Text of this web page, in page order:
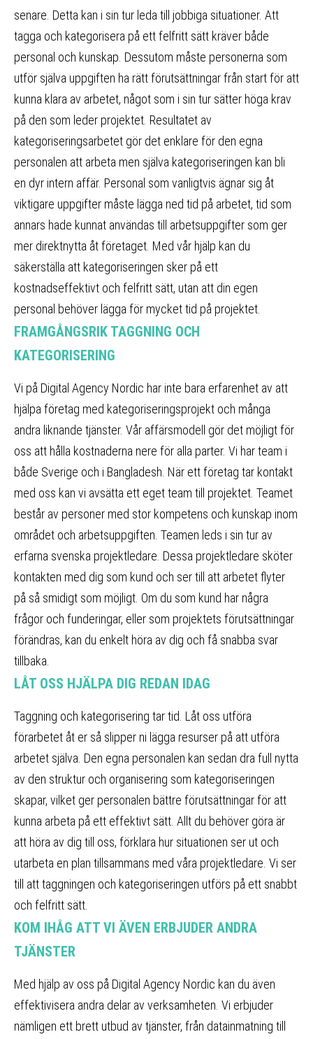
senare. Detta kan i sin tur leda till jobbiga situationer. Att
tagga och kategorisera på ett felfritt sätt kräver både
personal och kunskap. Dessutom måste personerna som
utför själva uppgiften ha rätt förutsättningar från start för att
kunna klara av arbetet, något som i sin tur sätter höga krav
på den som leder projektet. Resultatet av
kategoriseringsarbetet gör det enklare för den egna
personalen att arbeta men själva kategoriseringen kan bli
en dyr intern affär. Personal som vanligtvis ägnar sig åt
viktigare uppgifter måste lägga ned tid på arbetet, tid som
annars hade kunnat användas till arbetsuppgifter som ger
mer direktnytta åt företaget. Med vår hjälp kan du
säkerställa att kategoriseringen sker på ett
kostnadseffektivt och felfritt sätt, utan att din egen
personal behöver lägga för mycket tid på projektet.
FRAMGÅNGSRIK TAGGNING OCH
KATEGORISERING
Vi på Digital Agency Nordic har inte bara erfarenhet av att
hjälpa företag med kategoriseringsprojekt och många
andra liknande tjänster. Vår affärsmodell gör det möjligt för
oss att hålla kostnaderna nere för alla parter. Vi har team i
både Sverige och i Bangladesh. När ett företag tar kontakt
med oss kan vi avsätta ett eget team till projektet. Teamet
består av personer med stor kompetens och kunskap inom
området och arbetsuppgiften. Teamen leds i sin tur av
erfarna svenska projektledare. Dessa projektledare sköter
kontakten med dig som kund och ser till att arbetet flyter
på så smidigt som möjligt. Om du som kund har några
frågor och funderingar, eller som projektets förutsättningar
förändras, kan du enkelt höra av dig och få snabba svar
tillbaka.
LÅT OSS HJÄLPA DIG REDAN IDAG
Taggning och kategorisering tar tid. Låt oss utföra
förarbetet åt er så slipper ni lägga resurser på att utföra
arbetet själva. Den egna personalen kan sedan dra full nytta
av den struktur och organisering som kategoriseringen
skapar, vilket ger personalen bättre förutsättningar för att
kunna arbeta på ett effektivt sätt. Allt du behöver göra är
att höra av dig till oss, förklara hur situationen ser ut och
utarbeta en plan tillsammans med våra projektledare. Vi ser
till att taggningen och kategoriseringen utförs på ett snabbt
och felfritt sätt.
KOM IHÅG ATT VI ÄVEN ERBJUDER ANDRA
TJÄNSTER
Med hjälp av oss på Digital Agency Nordic kan du även
effektivisera andra delar av verksamheten. Vi erbjuder
nämligen ett brett utbud av tjänster, från datainmatning till